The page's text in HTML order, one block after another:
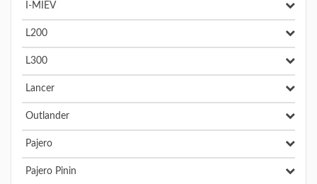
I-MIEV
L200
L300
Lancer
Outlander
Pajero
Pajero Pinin